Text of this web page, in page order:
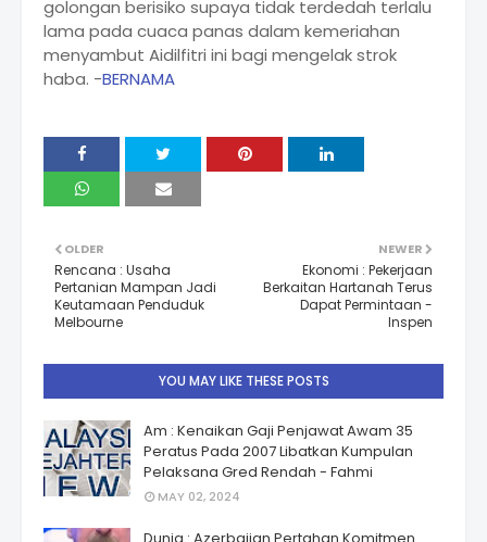
golongan berisiko supaya tidak terdedah terlalu
lama pada cuaca panas dalam kemeriahan
menyambut Aidilfitri ini bagi mengelak strok
haba. -BERNAMA
NEWER
Ekonomi : Pekerjaan
Berkaitan Hartanah Terus
Dapat Permintaan -
Inspen
OLDER
Rencana : Usaha
Pertanian Mampan Jadi
Keutamaan Penduduk
Melbourne
YOU MAY LIKE THESE POSTS
Am : Kenaikan Gaji Penjawat Awam 35
Peratus Pada 2007 Libatkan Kumpulan
Pelaksana Gred Rendah - Fahmi
MAY 02, 2024